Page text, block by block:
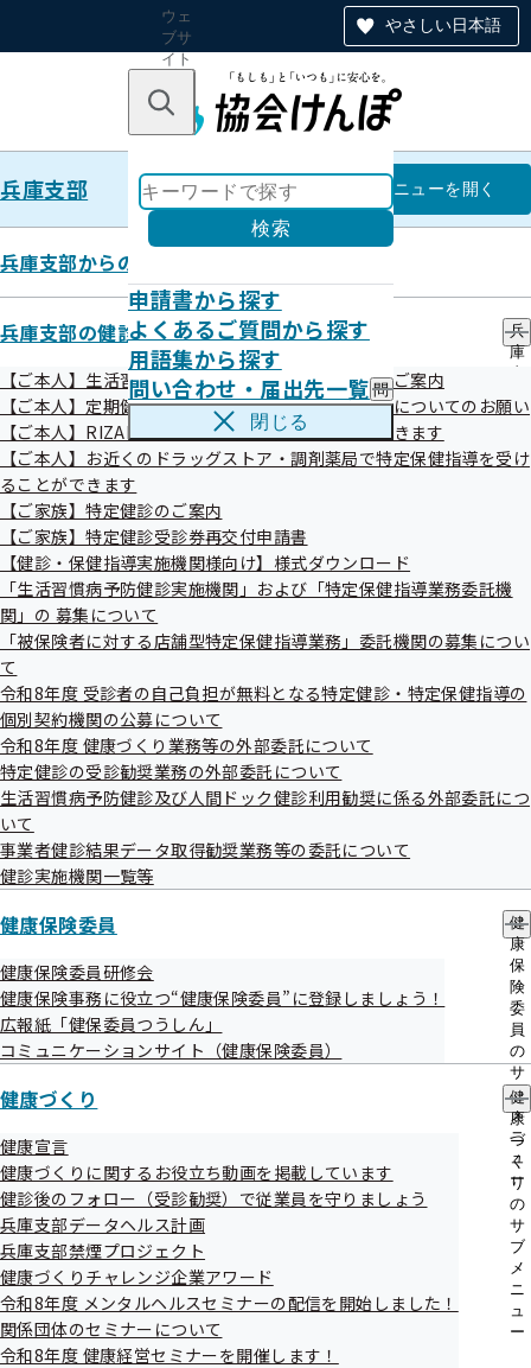
やさしい日本語
ウェ
ブサ
イト
のナ
ン
キーワードで探す
検索
申請書から探す
よくあるご質問から探す
用語集から探す
問い合わせ・届出先一覧 問
い
わ
先
一
覧
サ
メ
閉じる
兵庫支部 兵庫支部
メニューを開く
兵庫支部からのお知らせ
兵庫支部の健診・保健指導のご案内
兵
庫
の
診
の
内
サ
ー
【ご本人】生活習慣病予防健診・人間ドック健診のご案内
【ご本人】定期健康診断（事業者健診）結果の提供についてのお願い
【ご本人】RIZAPで特定保健指導を受けることができます
【ご本人】お近くのドラッグストア・調剤薬局で特定保健指導を受け
ることができます
【ご家族】特定健診のご案内
【ご家族】特定健診受診券再交付申請書
【健診・保健指導実施機関様向け】様式ダウンロード
「生活習慣病予防健診実施機関」および「特定保健指導業務委託機
関」の 募集について
「被保険者に対する店舗型特定保健指導業務」委託機関の募集につい
て
令和8年度 受診者の自己負担が無料となる特定健診・特定保健指導の
個別契約機関の公募について
令和8年度 健康づくり業務等の外部委託について
特定健診の受診勧奨業務の外部委託について
生活習慣病予防健診及び人間ドック健診利用勧奨に係る外部委託につ
いて
事業者健診結果データ取得勧奨業務等の委託について
健診実施機関一覧等
健康保険委員
健
康
保
険
委
員
の
サ
ブ
メ
ニ
ュ
ー
健康保険委員研修会
健康保険事務に役立つ“健康保険委員”に登録しましょう！
広報紙「健保委員つうしん」
コミュニケーションサイト（健康保険委員）
健康づくり
健
康
づ
く
り
の
サ
ブ
メ
ニ
ュ
ー
健康宣言
健康づくりに関するお役立ち動画を掲載しています
健診後のフォロー（受診勧奨）で従業員を守りましょう
兵庫支部データヘルス計画
兵庫支部禁煙プロジェクト
健康づくりチャレンジ企業アワード
令和8年度 メンタルヘルスセミナーの配信を開始しました！
関係団体のセミナーについて
令和8年度 健康経営セミナーを開催します！
兵庫支部禁煙プロジェクト
令和07年06月02日
協会けんぽ兵庫支部では禁煙に取り組むすべての方を応援し
ます！
このページでは、禁煙を考えている方や社内禁煙に取り組む
事業所さまに向けた、お役立ち情報をお届けします。
このページが皆さまの禁煙や受動喫煙の防止に少しでもご参
考になれば幸いです。
社内禁煙のススメ
2003年に施行された健康増進法第25条において、受動喫煙
の防止が施設管理者に義務付けられたことに伴い、公共交通
機関の駅や停留所、学校や病院などの公共施設が相次いで全
面禁煙となりました。
また、事業所においても例外ではありません。法律の施行を
機に社内禁煙に取り組む事業所さまも増えているようです。
健康増進法 第二十五条